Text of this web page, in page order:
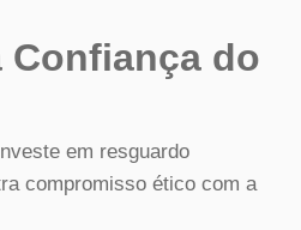
Confiança do
em resguardo
compromisso ético com a